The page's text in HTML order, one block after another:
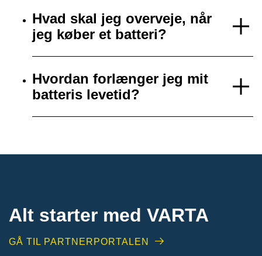
Hvad skal jeg overveje, når
jeg køber et batteri?
Hvordan forlænger jeg mit
batteris levetid?
Alt starter med VARTA​
GÅ TIL PARTNERPORTALEN